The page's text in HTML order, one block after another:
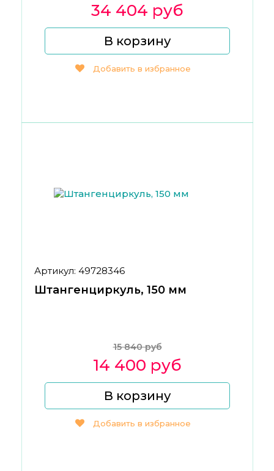
34 404 руб
В корзину
Добавить в избранное
Артикул: 49728346
Штангенциркуль, 150 мм
15 840 руб
14 400 руб
В корзину
Добавить в избранное